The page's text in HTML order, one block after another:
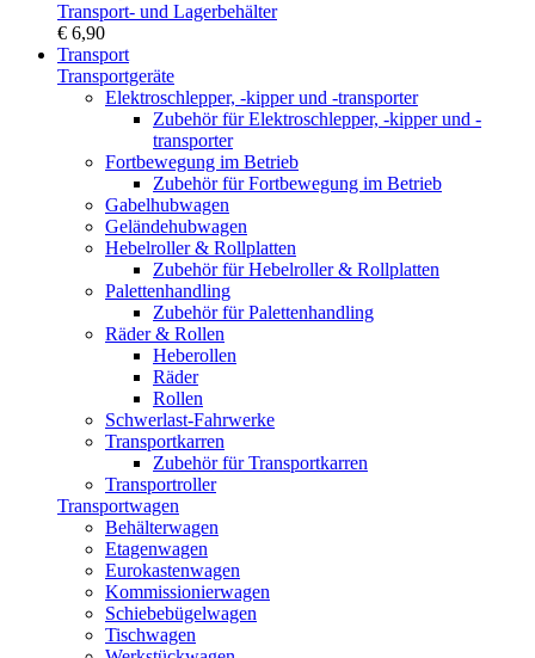
Transport- und Lagerbehälter
€ 6,90
Transport
Transportgeräte
Elektroschlepper, -kipper und -transporter
Zubehör für Elektroschlepper, -kipper und -
transporter
Fortbewegung im Betrieb
Zubehör für Fortbewegung im Betrieb
Gabelhubwagen
Geländehubwagen
Hebelroller & Rollplatten
Zubehör für Hebelroller & Rollplatten
Palettenhandling
Zubehör für Palettenhandling
Räder & Rollen
Heberollen
Räder
Rollen
Schwerlast-Fahrwerke
Transportkarren
Zubehör für Transportkarren
Transportroller
Transportwagen
Behälterwagen
Etagenwagen
Eurokastenwagen
Kommissionierwagen
Schiebebügelwagen
Tischwagen